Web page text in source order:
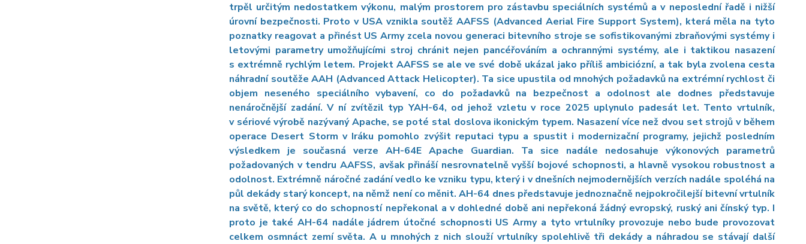
trpěl určitým nedostatkem výkonu, malým prostorem pro zástavbu speciálních systémů a v neposlední řadě i nižší
úrovní bezpečnosti. Proto v USA vznikla soutěž AAFSS (Advanced Aerial Fire Support System), která měla na tyto
poznatky reagovat a přinést US Army zcela novou generaci bitevního stroje se sofistikovanými zbraňovými systémy i
letovými parametry umožňujícími stroj chránit nejen pancéřováním a ochrannými systémy, ale i taktikou nasazení
s extrémně rychlým letem. Projekt AAFSS se ale ve své době ukázal jako příliš ambiciózní, a tak byla zvolena cesta
náhradní soutěže AAH (Advanced Attack Helicopter). Ta sice upustila od mnohých požadavků na extrémní rychlost či
objem neseného speciálního vybavení, co do požadavků na bezpečnost a odolnost ale dodnes představuje
nenáročnější zadání. V ní zvítězil typ YAH-64, od jehož vzletu v roce 2025 uplynulo padesát let. Tento vrtulník,
v sériové výrobě nazývaný Apache, se poté stal doslova ikonickým typem. Nasazení více než dvou set strojů v během
operace Desert Storm v Iráku pomohlo zvýšit reputaci typu a spustit i modernizační programy, jejichž posledním
výsledkem je současná verze AH-64E Apache Guardian. Ta sice nadále nedosahuje výkonových parametrů
požadovaných v tendru AAFSS, avšak přináší nesrovnatelně vyšší bojové schopnosti, a hlavně vysokou robustnost a
odolnost. Extrémně náročné zadání vedlo ke vzniku typu, který i v dnešních nejmodernějších verzích nadále spoléhá na
půl dekády starý koncept, na němž není co měnit. AH-64 dnes představuje jednoznačně nejpokročilejší bitevní vrtulník
na světě, který co do schopností nepřekonal a v dohledné době ani nepřekoná žádný evropský, ruský ani čínský typ. I
proto je také AH-64 nadále jádrem útočné schopnosti US Army a tyto vrtulníky provozuje nebo bude provozovat
celkem osmnáct zemí světa. A u mnohých z nich slouží vrtulníky spolehlivě tři dekády a náhradou se stávají další